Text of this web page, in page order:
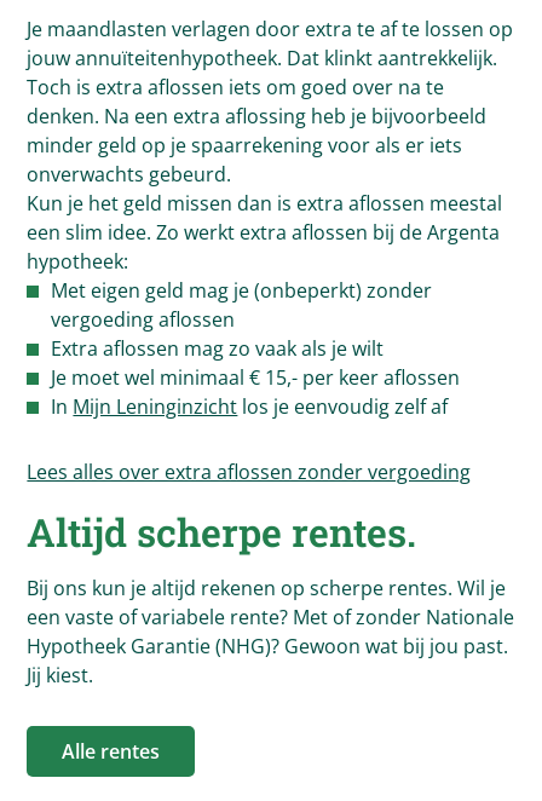
Je maandlasten verlagen door extra te af te lossen op
jouw annuïteitenhypotheek. Dat klinkt aantrekkelijk.
Toch is extra aflossen iets om goed over na te
denken. Na een extra aflossing heb je bijvoorbeeld
minder geld op je spaarrekening voor als er iets
onverwachts gebeurd.
Kun je het geld missen dan is extra aflossen meestal
een slim idee. Zo werkt extra aflossen bij de Argenta
hypotheek:
Met eigen geld mag je (onbeperkt) zonder
vergoeding aflossen
Extra aflossen mag zo vaak als je wilt
Je moet wel minimaal € 15,- per keer aflossen
In Mijn Leninginzicht los je eenvoudig zelf af
Lees alles over extra aflossen zonder vergoeding
Altijd scherpe rentes.
Bij ons kun je altijd rekenen op scherpe rentes. Wil je
een vaste of variabele rente? Met of zonder Nationale
Hypotheek Garantie (NHG)? Gewoon wat bij jou past.
Jij kiest.
Alle rentes